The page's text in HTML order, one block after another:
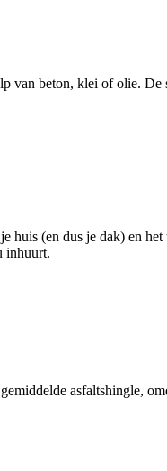
van beton, klei of olie.
(en dus je dak) en
inhuurt.
asfaltshingle,